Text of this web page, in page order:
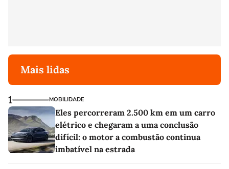
Mais lidas
1 MOBILIDADE
Eles percorreram 2.500 km em um carro
elétrico e chegaram a uma conclusão
difícil: o motor a combustão continua
imbatível na estrada